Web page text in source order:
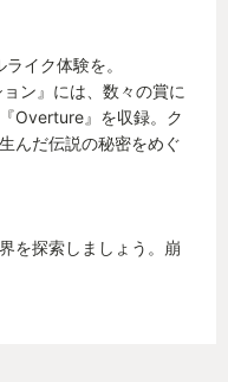
レコードの曲）、
自のストーリー、
作り込まれていて
ともしっかり差別
るため、この手の
、人によってはこ
。
め。DLCも出てい
イク体験を。
ン』には、数々の賞に
Overture』を収録。ク
んだ伝説の秘密をめぐ
を探索しましょう。崩